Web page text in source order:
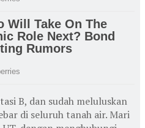
B, dan sudah meluluskan
di seluruh tanah air. Mari